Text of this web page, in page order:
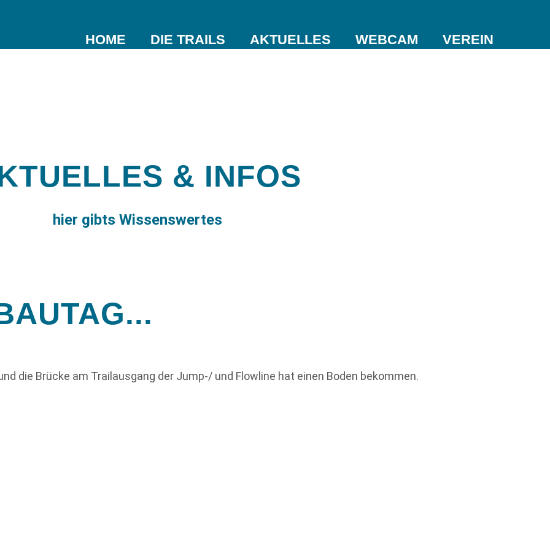
NAVIGATION
ÜBERSPRINGEN
HOME DIE TRAILS AKTUELLES WEBCAM VEREIN
& INFOS
hier gibts Wissenswertes
die Brücke am Trailausgang der Jump-/ und Flowline hat einen Boden bekommen.